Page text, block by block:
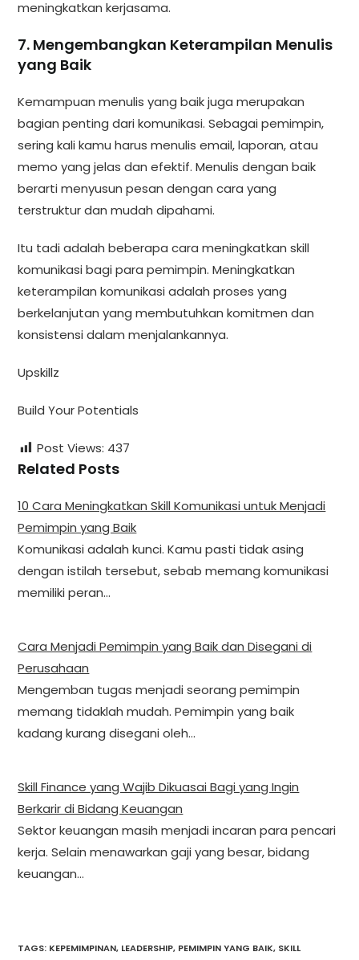
meningkatkan kerjasama.
7. Mengembangkan Keterampilan Menulis
yang Baik
Kemampuan menulis yang baik juga merupakan
bagian penting dari komunikasi. Sebagai pemimpin,
sering kali kamu harus menulis email, laporan, atau
memo yang jelas dan efektif. Menulis dengan baik
berarti menyusun pesan dengan cara yang
terstruktur dan mudah dipahami.
Itu tadi adalah beberapa cara meningkatkan skill
komunikasi bagi para pemimpin. Meningkatkan
keterampilan komunikasi adalah proses yang
berkelanjutan yang membutuhkan komitmen dan
konsistensi dalam menjalankannya.
Upskillz
Build Your Potentials
Post Views: 437
Related Posts
10 Cara Meningkatkan Skill Komunikasi untuk Menjadi
Pemimpin yang Baik
Komunikasi adalah kunci. Kamu pasti tidak asing
dengan istilah tersebut, sebab memang komunikasi
memiliki peran…
Cara Menjadi Pemimpin yang Baik dan Disegani di
Perusahaan
Mengemban tugas menjadi seorang pemimpin
memang tidaklah mudah. Pemimpin yang baik
kadang kurang disegani oleh…
Skill Finance yang Wajib Dikuasai Bagi yang Ingin
Berkarir di Bidang Keuangan
Sektor keuangan masih menjadi incaran para pencari
kerja. Selain menawarkan gaji yang besar, bidang
keuangan…
TAGS: KEPEMIMPINAN, LEADERSHIP, PEMIMPIN YANG BAIK, SKILL